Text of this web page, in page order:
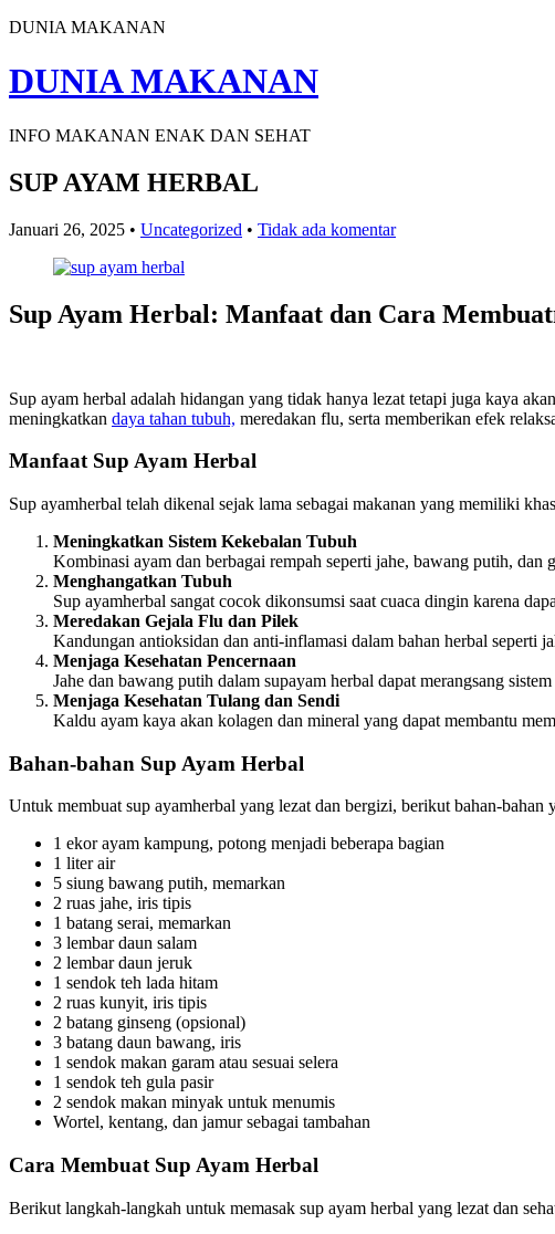
DUNIA MAKANAN
DUNIA MAKANAN
INFO MAKANAN ENAK DAN SEHAT
SUP AYAM HERBAL
Januari 26, 2025 • Uncategorized • Tidak ada komentar
Sup Ayam Herbal: Manfaat dan Cara
Sup ayam herbal adalah hidangan yang tidak hanya lezat tetapi juga kaya
meningkatkan daya tahan tubuh, meredakan flu, serta memberikan efek
Manfaat Sup Ayam Herbal
Sup ayamherbal telah dikenal sejak lama sebagai makanan yang memiliki
Meningkatkan Sistem Kekebalan Tubuh
Kombinasi ayam dan berbagai rempah seperti jahe, bawang putih,
Menghangatkan Tubuh
Sup ayamherbal sangat cocok dikonsumsi saat cuaca dingin karena
Meredakan Gejala Flu dan Pilek
Kandungan antioksidan dan anti-inflamasi dalam bahan herbal seperti
Menjaga Kesehatan Pencernaan
Jahe dan bawang putih dalam supayam herbal dapat merangsang
Menjaga Kesehatan Tulang dan Sendi
Kaldu ayam kaya akan kolagen dan mineral yang dapat membantu
Bahan-bahan Sup Ayam Herbal
Untuk membuat sup ayamherbal yang lezat dan bergizi, berikut bahan-bahan
1 ekor ayam kampung, potong menjadi beberapa bagian
1 liter air
5 siung bawang putih, memarkan
2 ruas jahe, iris tipis
1 batang serai, memarkan
3 lembar daun salam
2 lembar daun jeruk
1 sendok teh lada hitam
2 ruas kunyit, iris tipis
2 batang ginseng (opsional)
3 batang daun bawang, iris
1 sendok makan garam atau sesuai selera
1 sendok teh gula pasir
2 sendok makan minyak untuk menumis
Wortel, kentang, dan jamur sebagai tambahan
Cara Membuat Sup Ayam Herbal
Berikut langkah-langkah untuk memasak sup ayam herbal yang lezat dan